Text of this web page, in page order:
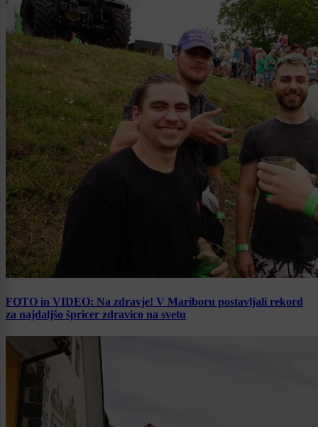
FOTO in VIDEO: Na zdravje! V Mariboru postavljali rekord
za najdaljšo špricer zdravico na svetu